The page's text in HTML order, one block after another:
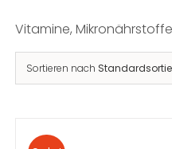
Vitamine,
Sortieren nach